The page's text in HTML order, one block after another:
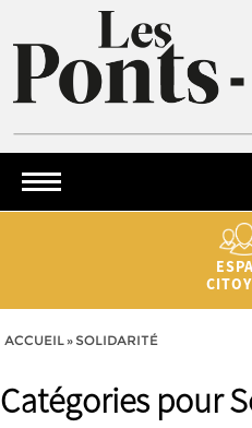
ACCUEIL» SOLIDARITÉ
Catégories pour